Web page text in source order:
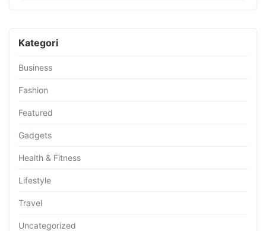
Kategori
Business
Fashion
Featured
Gadgets
Health & Fitness
Lifestyle
Travel
Uncategorized